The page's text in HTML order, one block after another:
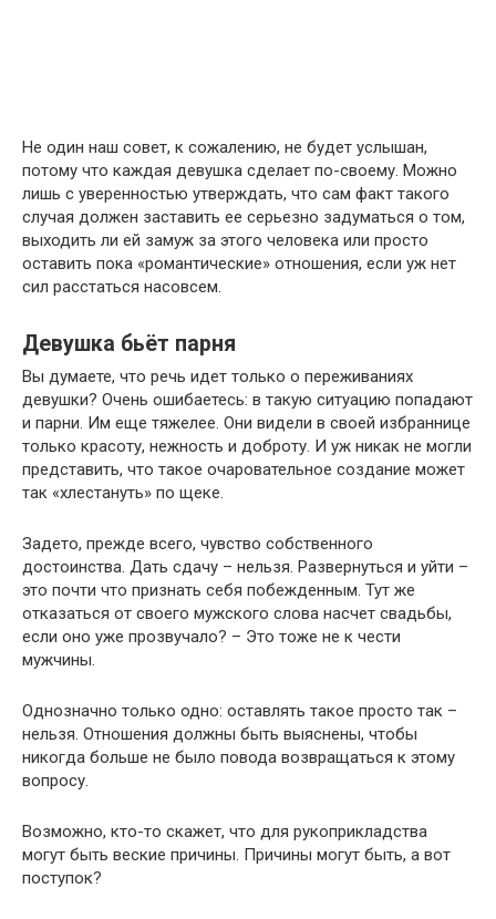
Не один наш совет, к сожалению, не будет услышан,
потому что каждая девушка сделает по-своему. Можно
лишь с уверенностью утверждать, что сам факт такого
случая должен заставить ее серьезно задуматься о том,
выходить ли ей замуж за этого человека или просто
оставить пока «романтические» отношения, если уж нет
сил расстаться насовсем.
Девушка бьёт парня
Вы думаете, что речь идет только о переживаниях
девушки? Очень ошибаетесь: в такую ситуацию попадают
и парни. Им еще тяжелее. Они видели в своей избраннице
только красоту, нежность и доброту. И уж никак не могли
представить, что такое очаровательное создание может
так «хлестануть» по щеке.
Задето, прежде всего, чувство собственного
достоинства. Дать сдачу – нельзя. Развернуться и уйти –
это почти что признать себя побежденным. Тут же
отказаться от своего мужского слова насчет свадьбы,
если оно уже прозвучало? – Это тоже не к чести
мужчины.
Однозначно только одно: оставлять такое просто так –
нельзя. Отношения должны быть выяснены, чтобы
никогда больше не было повода возвращаться к этому
вопросу.
Возможно, кто-то скажет, что для рукоприкладства
могут быть веские причины. Причины могут быть, а вот
поступок?